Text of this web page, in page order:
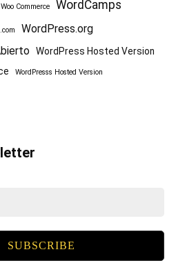
Woo Commerce
WordCamps
WordPress.org
WordPress Hosted Version
WordPresss Hosted Version